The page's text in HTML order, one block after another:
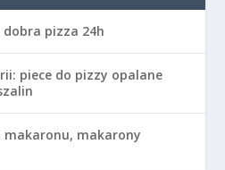
dobra pizza 24h
piece do pizzy opalane
makaronu, makarony